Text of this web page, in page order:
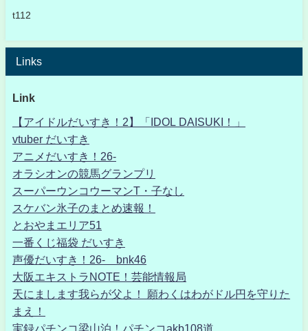
t112
Links
Link
【アイドルだいすき！2】「IDOL DAISUKI！」
vtuber だいすき
アニメだいすき！26-
オラシオンの競馬グランプリ
スーパーウンコウーマンT・子なし
スケバン氷子のまとめ速報！
とおやまエリア51
一番くじ福袋 だいすき
声優だいすき！26- bnk46
大阪エキストラNOTE！芸能情報局
天にまします我らが父よ！ 願わくはわがドル円を守りた
まえ！
実録パチンコ梁山泊！パチンコakb108道